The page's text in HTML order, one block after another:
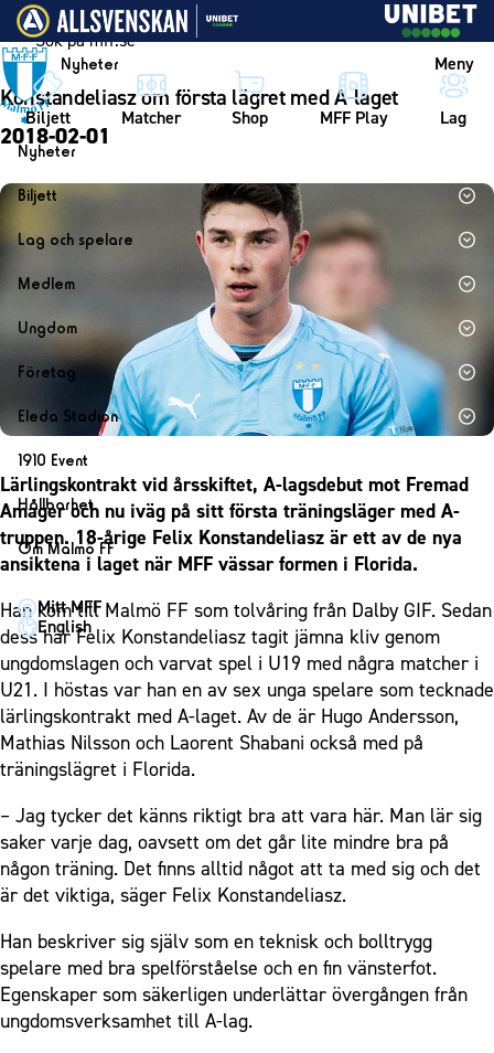
Vidare till innehållet
Nyheter Meny
Biljett Matcher Shop MFF Play Lag
Nyheter
Nyheter
Biljett
Biljett
Mitt MFF
Biljetter till bortamatcher
Biljettvillkor
Lag och spelare
Lag
Spelare
Ledarstab
Damlaget
Spelare
Ledarstab
Medlem
Medlemskap i Malmö FF
Årsmöte 2026
Ungdom
MFF Ungdom
Sommarfotboll
Skånecupen
Fotbollsskolan
Fotbollsnätverket
P19
F19
P17
F17
Malmö Trophy
Företag
Bli företagspartner
Nätverket
Klubbstolar
Partner dam
Eleda Stadion
Eleda Stadion
Erics Bar & Restaurang
Matchdag på Eleda Stadion
MFF-museet & rundvandringar
1910 Event
1910 Event
Fest & Event
Konferens
Möte
Mässa
Sommarfest
Julshow
Inspiration
Vanliga frågor om 1910 Event
Hållbarhet
Hållbarhet
Himmelsblå framtid – en match för miljön
MFF i samhället
Laget för alla
Nattfotboll
Himmelsblå Tillsammans
Karriärakademin
Grundskolefotboll mot rasismer
Skolakademier
Fonder
Om Malmö FF
Om Malmö FF
Kontakt
Press och media
Historik – herrlaget
Historik – damlaget
Närstående organisationer
Personuppgiftspolicy
Mitt MFF
English
Konstandeliasz om första lägret med A-laget
2018-02-01
Lärlingskontrakt vid årsskiftet, A-lagsdebut mot Fremad
Amager och nu iväg på sitt första träningsläger med A-
truppen. 18-årige Felix Konstandeliasz är ett av de nya
ansiktena i laget när MFF vässar formen i Florida.
Han kom till Malmö FF som tolvåring från Dalby GIF. Sedan
dess har Felix Konstandeliasz tagit jämna kliv genom
ungdomslagen och varvat spel i U19 med några matcher i
U21. I höstas var han en av sex unga spelare som tecknade
lärlingskontrakt med A-laget. Av de är Hugo Andersson,
Mathias Nilsson och Laorent Shabani också med på
träningslägret i Florida.
– Jag tycker det känns riktigt bra att vara här. Man lär sig
saker varje dag, oavsett om det går lite mindre bra på
någon träning. Det finns alltid något att ta med sig och det
är det viktiga, säger Felix Konstandeliasz.
Han beskriver sig själv som en teknisk och bolltrygg
spelare med bra spelförståelse och en fin vänsterfot.
Egenskaper som säkerligen underlättar övergången från
ungdomsverksamhet till A-lag.